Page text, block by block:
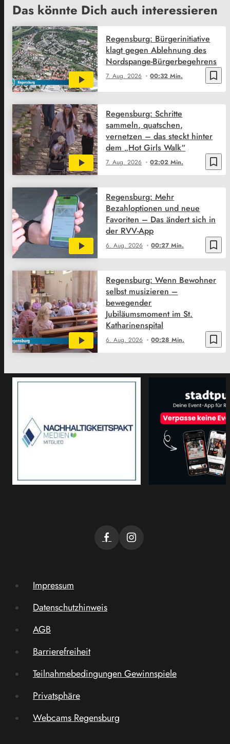
Das könnte Dich auch interessieren
bookmark_border
7. Aug. 2026 00:32 Min.
Regensburg: Bürgerinitiative
klagt gegen Ablehnung des
Nordspange-Bürgerbegehrens
bookmark_border
7. Aug. 2026 02:02 Min.
Regensburg: Schritte
sammeln, quatschen,
vernetzen – das steckt hinter
dem „Hot Girls Walk“
bookmark_border
6. Aug. 2026 00:27 Min.
Regensburg: Mehr
Bezahloptionen und neue
Favoriten – Das ändert sich in
der RVV-App
bookmark_border
6. Aug. 2026 00:28 Min.
Regensburg: Wenn Bewohner
selbst musizieren –
bewegender
Jubiläumsmoment im St.
Katharinenspital
Impressum
Datenschutzhinweis
AGB
Barrierefreiheit
Teilnahmebedingungen Gewinnspiele
Privatsphäre
Webcams Regensburg